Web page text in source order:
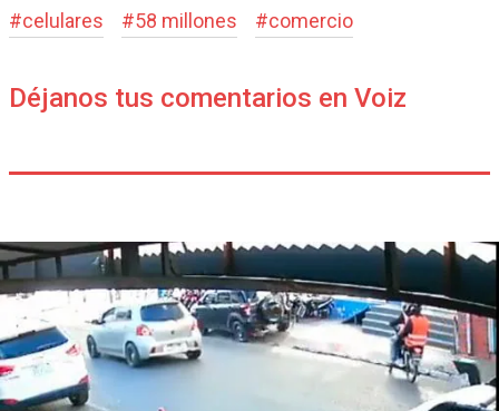
#celulares #58 millones #comercio
Déjanos tus comentarios en Voiz